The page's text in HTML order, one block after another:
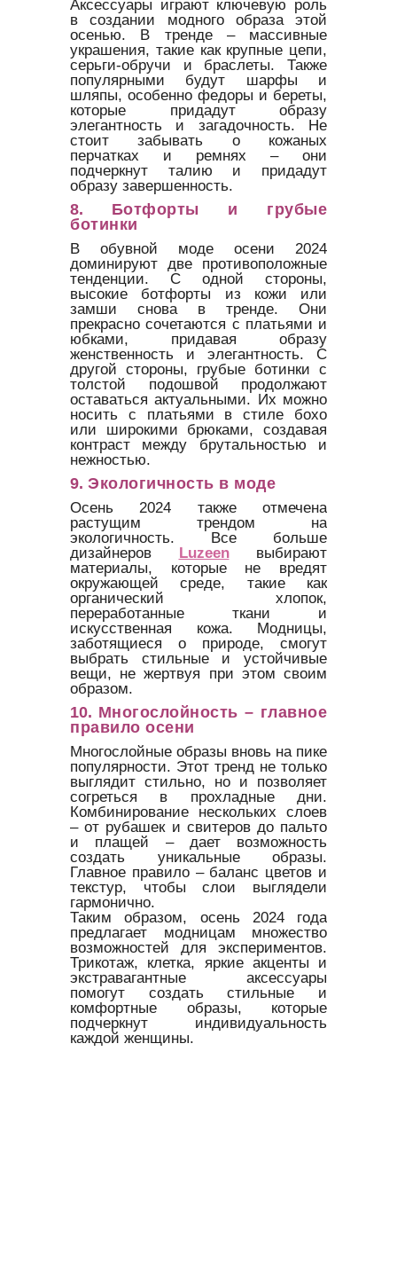
Аксессуары играют ключевую роль
в создании модного образа этой
осенью. В тренде – массивные
украшения, такие как крупные цепи,
серьги-обручи и браслеты. Также
популярными будут шарфы и
шляпы, особенно федоры и береты,
которые придадут образу
элегантность и загадочность. Не
стоит забывать о кожаных
перчатках и ремнях – они
подчеркнут талию и придадут
образу завершенность.
8. Ботфорты и грубые
ботинки
В обувной моде осени 2024
доминируют две противоположные
тенденции. С одной стороны,
высокие ботфорты из кожи или
замши снова в тренде. Они
прекрасно сочетаются с платьями и
юбками, придавая образу
женственность и элегантность. С
другой стороны, грубые ботинки с
толстой подошвой продолжают
оставаться актуальными. Их можно
носить с платьями в стиле бохо
или широкими брюками, создавая
контраст между брутальностью и
нежностью.
9. Экологичность в моде
Осень 2024 также отмечена
растущим трендом на
экологичность. Все больше
дизайнеров Luzeenвыбирают
материалы, которые не вредят
окружающей среде, такие как
органический хлопок,
переработанные ткани и
искусственная кожа. Модницы,
заботящиеся о природе, смогут
выбрать стильные и устойчивые
вещи, не жертвуя при этом своим
образом.
10. Многослойность – главное
правило осени
Многослойные образы вновь на пике
популярности. Этот тренд не только
выглядит стильно, но и позволяет
согреться в прохладные дни.
Комбинирование нескольких слоев
– от рубашек и свитеров до пальто
и плащей – дает возможность
создать уникальные образы.
Главное правило – баланс цветов и
текстур, чтобы слои выглядели
гармонично.
Таким образом, осень 2024 года
предлагает модницам множество
возможностей для экспериментов.
Трикотаж, клетка, яркие акценты и
экстравагантные аксессуары
помогут создать стильные и
комфортные образы, которые
подчеркнут индивидуальность
каждой женщины.